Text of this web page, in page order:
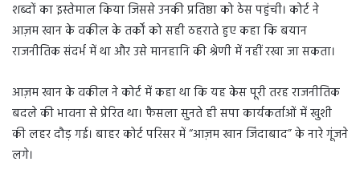
शब्दों का इस्तेमाल किया जिससे उनकी प्रतिष्ठा को ठेस पहुंची। कोर्ट ने
आज़म खान के वकील के तर्कों को सही ठहराते हुए कहा कि बयान
राजनीतिक संदर्भ में था और उसे मानहानि की श्रेणी में नहीं रखा जा सकता।
आज़म खान के वकील ने कोर्ट में कहा था कि यह केस पूरी तरह राजनीतिक
बदले की भावना से प्रेरित था। फैसला सुनते ही सपा कार्यकर्ताओं में खुशी
की लहर दौड़ गई। बाहर कोर्ट परिसर में “आज़म खान जिंदाबाद” के नारे गूंजने
लगे।